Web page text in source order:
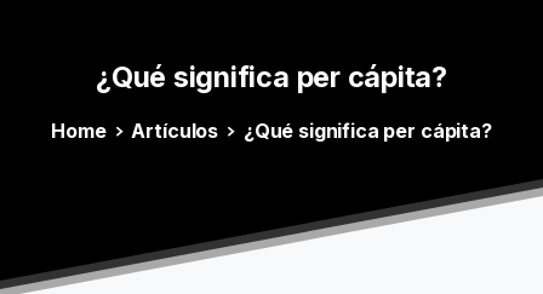
¿Qué significa per cápita?
Home Artículos ¿Qué significa per cápita?